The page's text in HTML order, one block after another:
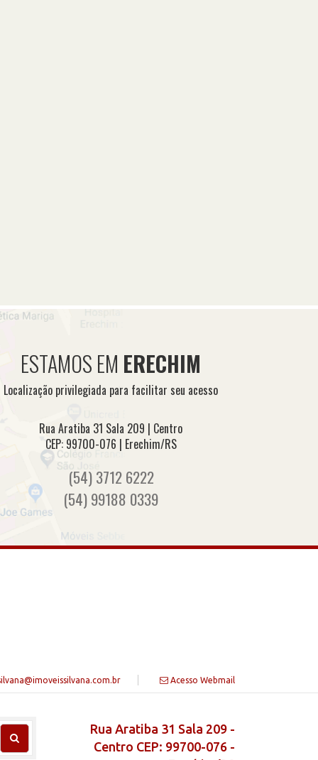
ESTAMOS EM ERECHIM
Localização privilegiada para facilitar seu acesso
Rua Aratiba 31 Sala 209 | Centro
CEP: 99700-076 | Erechim/RS
(54) 3712 6222
(54) 99188 0339
Acesso Webmail
Rua Aratiba 31 Sala 209 -
Centro CEP: 99700-076 -